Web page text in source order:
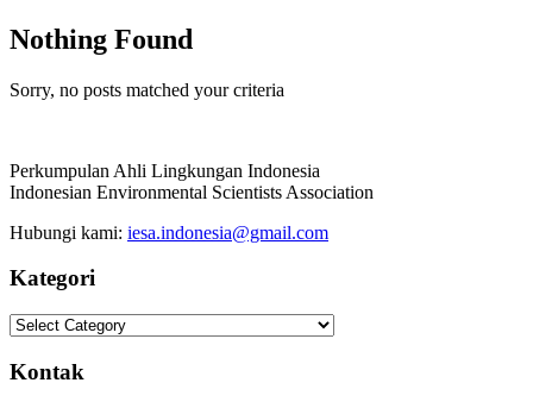
Nothing Found
Sorry, no posts matched your criteria
Perkumpulan Ahli Lingkungan Indonesia
Indonesian Environmental Scientists Association
Hubungi kami: iesa.indonesia@gmail.com
Kategori
Kategori
Kontak